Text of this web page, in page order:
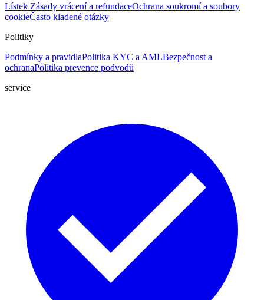
Lístek Zásady vrácení a refundaceOchrana soukromí a soubory
cookieČasto kladené otázky
Politiky
Podmínky a pravidlaPolitika KYC a AMLBezpečnost a
ochranaPolitika prevence podvodů
service